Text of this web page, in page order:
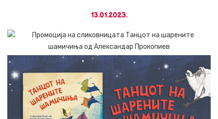
13.01.2023.